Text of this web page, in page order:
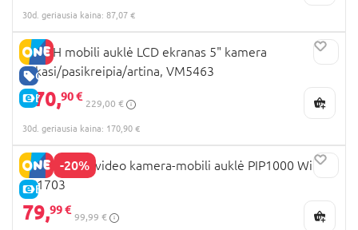
30d. geriausia kaina: 87,07 €
GERA KAINA
E-KAINA
VTECH mobili auklė LCD ekranas 5" kamera
sukasi/pasikreipia/artina, VM5463
170,90 €
229,00 €
30d. geriausia kaina: 170,90 €
-20%
E-KAINA
MOTOROLA video kamera-mobili auklė PIP1000 Wifi,
461703
79,99 €
99,99 €